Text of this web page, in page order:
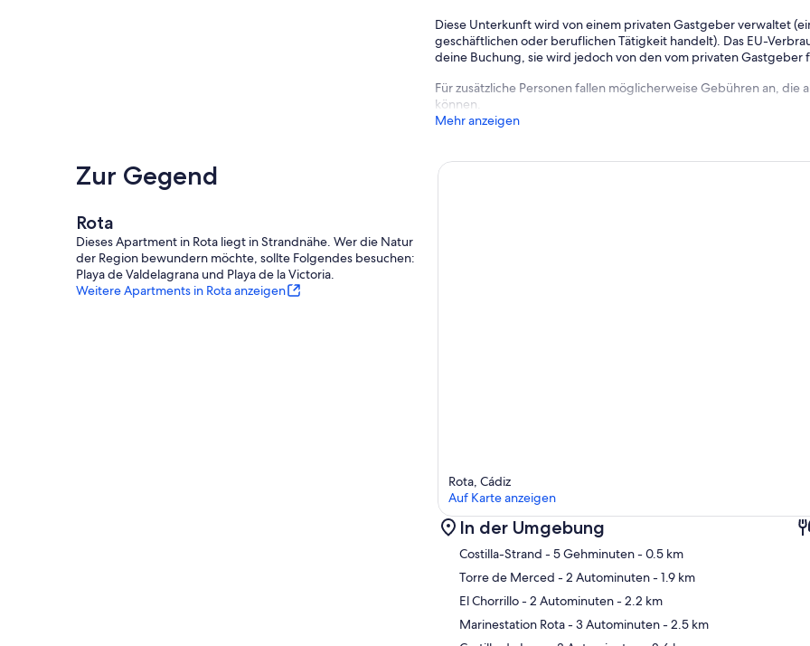
Diese Unterkunft wird von einem privaten Gastgeber verwaltet
geschäftlichen oder beruflichen Tätigkeit handelt). Das EU-
deine Buchung, sie wird jedoch von den vom privaten
Für zusätzliche Personen fallen möglicherweise Gebühren an,
können.
Mehr anzeigen
Zur Gegend
Rota
Dieses Apartment in Rota liegt in Strandnähe. Wer die Natur
der Region bewundern möchte, sollte Folgendes besuchen:
Playa de Valdelagrana und Playa de la Victoria.
Weitere Apartments in Rota anzeigen
Rota, Cádiz
Auf Karte anzeigen
In der Umgebung
Costilla-Strand - 5 Gehminuten- 0.5 km
Torre de Merced - 2 Autominuten- 1.9 km
El Chorrillo- 2 Autominuten- 2.2 km
Marinestation Rota- 3 Autominuten- 2.5 km